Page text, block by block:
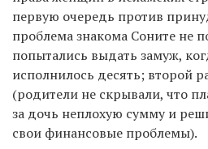
первую очередь против
проблема знакома Соните не
попытались выдать замуж,
исполнилось десять; второй
(родители не скрывали, что
за дочь неплохую сумму и
свои финансовые проблемы).